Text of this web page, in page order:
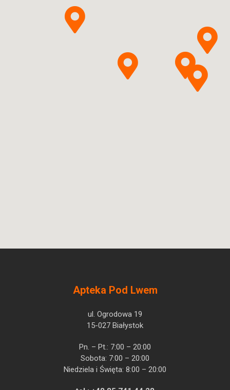
Apteka Pod Lwem
ul. Ogrodowa 19
15-027 Białystok
Pn. – Pt.: 7:00 – 20:00
Sobota: 7:00 – 20:00
Niedziela i Święta: 8:00 – 20:00